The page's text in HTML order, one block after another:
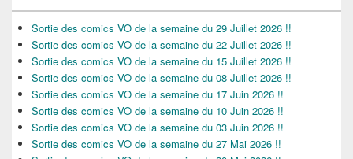
Sortie des comics VO de la semaine du 29 Juillet 2026 !!
Sortie des comics VO de la semaine du 22 Juillet 2026 !!
Sortie des comics VO de la semaine du 15 Juillet 2026 !!
Sortie des comics VO de la semaine du 08 Juillet 2026 !!
Sortie des comics VO de la semaine du 17 Juin 2026 !!
Sortie des comics VO de la semaine du 10 Juin 2026 !!
Sortie des comics VO de la semaine du 03 Juin 2026 !!
Sortie des comics VO de la semaine du 27 Mai 2026 !!